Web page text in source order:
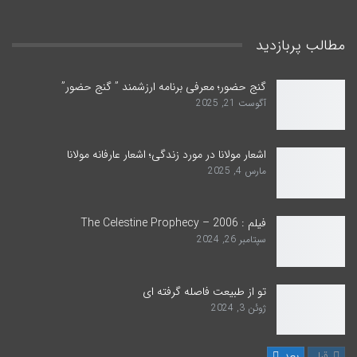
مطالب پربازدید
گنج حضور؛ معرفی برنامه ارزشمند ” گنج حضور”
آگوست 21, 2025
اشعار مولانا در مورد زندگی؛ اشعار عارفانه مولانا
مارس 4, 2025
فیلم : The Celestine Prophecy – 2006
سپتامبر 26, 2024
تو از طبیعت فاصله گرفته ای
ژوئن 3, 2024